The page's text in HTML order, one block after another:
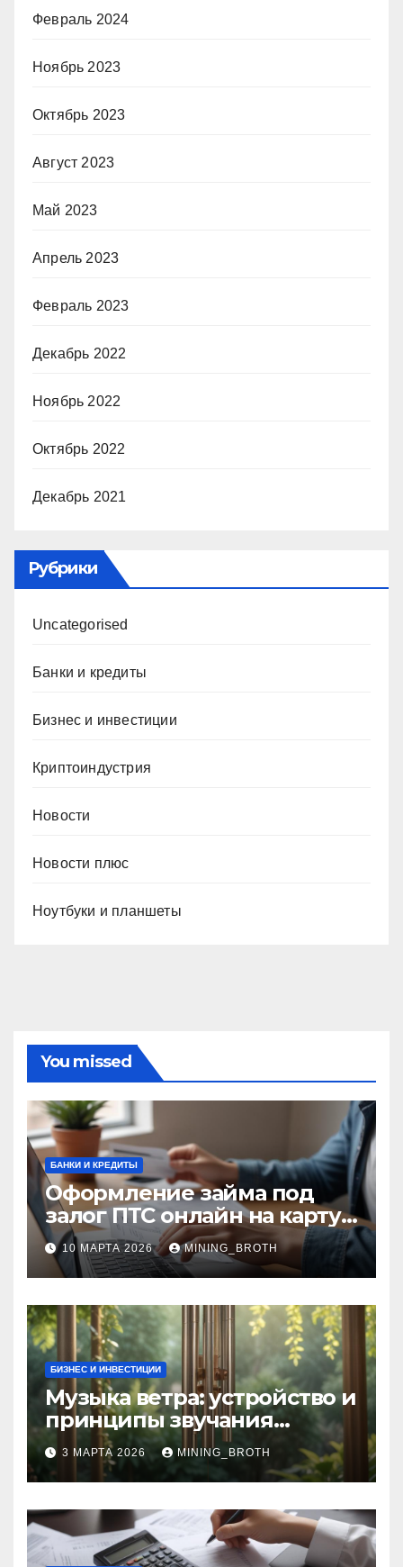
Февраль 2024
Ноябрь 2023
Октябрь 2023
Август 2023
Май 2023
Апрель 2023
Февраль 2023
Декабрь 2022
Ноябрь 2022
Октябрь 2022
Декабрь 2021
Рубрики
Uncategorised
Банки и кредиты
Бизнес и инвестиции
Криптоиндустрия
Новости
Новости плюс
Ноутбуки и планшеты
You missed
БАНКИ И КРЕДИТЫ
Оформление займа под
залог ПТС онлайн на карту
без визита в офис: порядок,
требования и документы
10 МАРТА 2026 MINING_BROTH
БИЗНЕС И ИНВЕСТИЦИИ
Музыка ветра: устройство и
принципы звучания
колокольчиков
3 МАРТА 2026 MINING_BROTH